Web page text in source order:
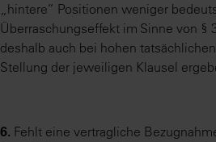
„hintere“ Positionen weniger
Überraschungseffekt im Sinne von §
deshalb auch bei hohen
Stellung der jeweiligen Klausel
6. Fehlt eine vertragliche